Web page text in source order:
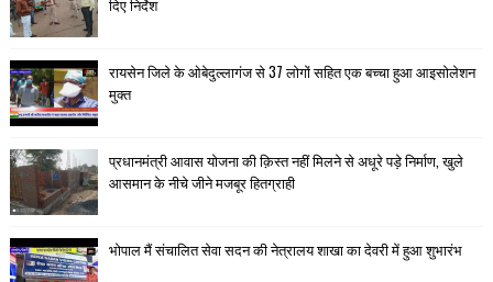
रायसेन जिले के ओबेदुल्लागंज से 37 लोगों सहित एक बच्चा हुआ आइसोलेशन
मुक्त
प्रधानमंत्री आवास योजना की क़िस्त नहीं मिलने से अधूरे पड़े निर्माण, खुले
आसमान के नीचे जीने मजबूर हितग्राही
भोपाल मैं संचालित सेवा सदन की नेत्रालय शाखा का देवरी में हुआ शुभारंभ